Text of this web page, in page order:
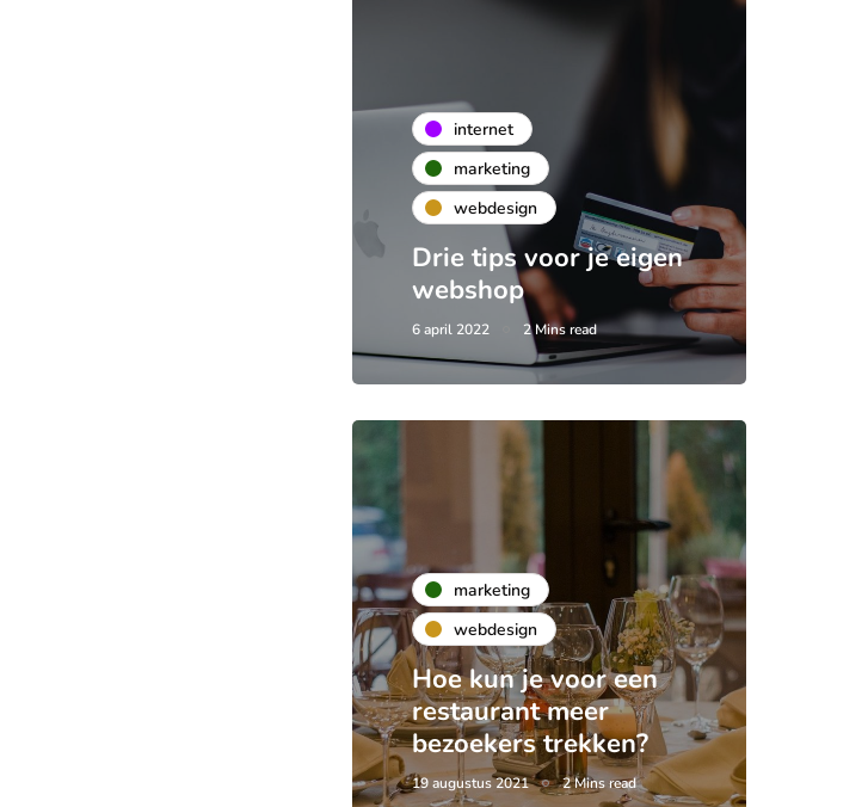
internet
marketing
webdesign
Drie tips voor je eigen
webshop
6 april 2022 2 Mins read
marketing
webdesign
Hoe kun je voor een
restaurant meer
bezoekers trekken?
19 augustus 2021 2 Mins read